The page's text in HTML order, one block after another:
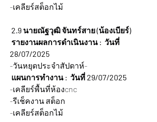
-เคลียร์สต็อกไม้
2.9 นายณัฐวุฒิ จันทร์สาย (น้องเบียร์)
รายงานผลการดำเนินงาน :  วันที่
28/07/2025
-วันหยุดประจำสัปดาห์-
แผนการทำงาน :  วันที่ 29/07/2025
-เคลียร์พื้นที่ห้องcnc
-รีเช็คงาน สต็อก
-เคลียร์สต็อกไม้